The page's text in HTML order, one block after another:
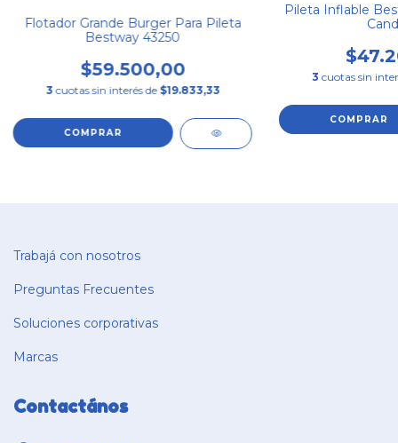
Flotador Grande Burger Para Pileta
Bestway 43250
$59.500,00
3 cuotas sin interés de $19.833,33
Pileta Inflable
3 cuotas sin
Trabajá con nosotros
Preguntas Frecuentes
Soluciones corporativas
Marcas
Contactános